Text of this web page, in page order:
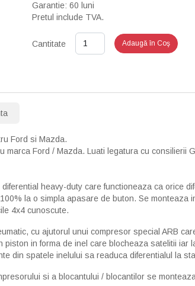
Garantie: 60 luni
Pretul include TVA.
Cantitate Adaugă în Coş
Ford si Mazda.
marca Ford / Mazda. Luati legatura cu consilierii
heavy-duty care functioneaza ca orice
la o simpla apasare de buton. Se monteaza
4x4 cunoscute.
cu ajutorul unui compresor special ARB
in forma de inel care blocheaza satelitii iar
din spatele inelului sa readuca diferentialul la
si a blocantului / blocantilor se